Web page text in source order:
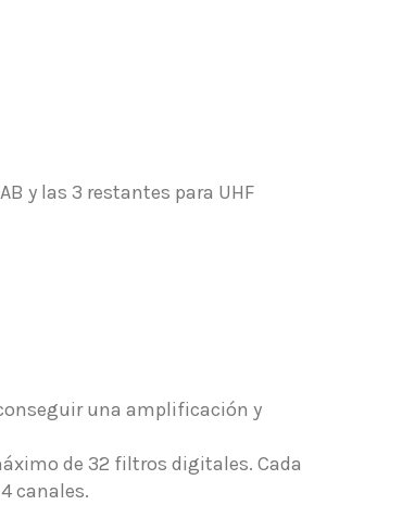
y las 3 restantes para UHF
una amplificación y
de 32 filtros digitales. Cada
canales.